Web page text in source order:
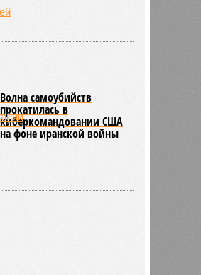
Волна самоубийств
прокатилась в
киберкомандовании США
на фоне иранской войны